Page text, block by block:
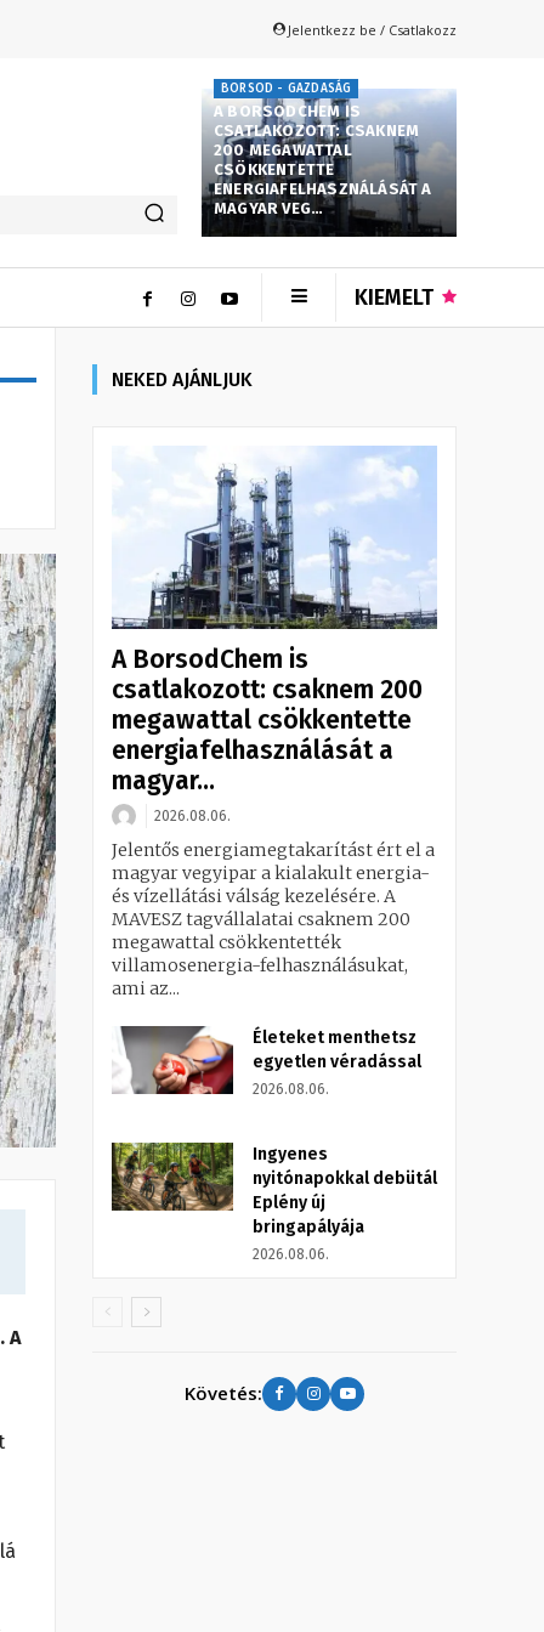
Jelentkezz be / Csatlakozz
BORSOD - GAZDASÁG
A BORSODCHEM IS
CSATLAKOZOTT: CSAKNEM
200 MEGAWATTAL
CSÖKKENTETTE
ENERGIAFELHASZNÁLÁSÁT A
MAGYAR VEG…
KIEMELT
A
NEKED AJÁNLJUK
A BorsodChem is
csatlakozott: csaknem 200
megawattal csökkentette
energiafelhasználását a
magyar...
2026.08.06.
Jelentős energiamegtakarítást ért el a
magyar vegyipar a kialakult energia-
és vízellátási válság kezelésére. A
MAVESZ tagvállalatai csaknem 200
megawattal csökkentették
villamosenergia-felhasználásukat,
ami az...
Életeket menthetsz
egyetlen véradással
2026.08.06.
Ingyenes
nyitónapokkal debütál
Eplény új
bringapályája
2026.08.06.
Követés: